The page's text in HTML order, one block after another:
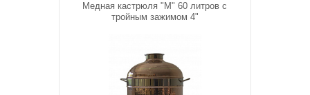
Медная кастрюля "М" 60 литров с
тройным зажимом 4"